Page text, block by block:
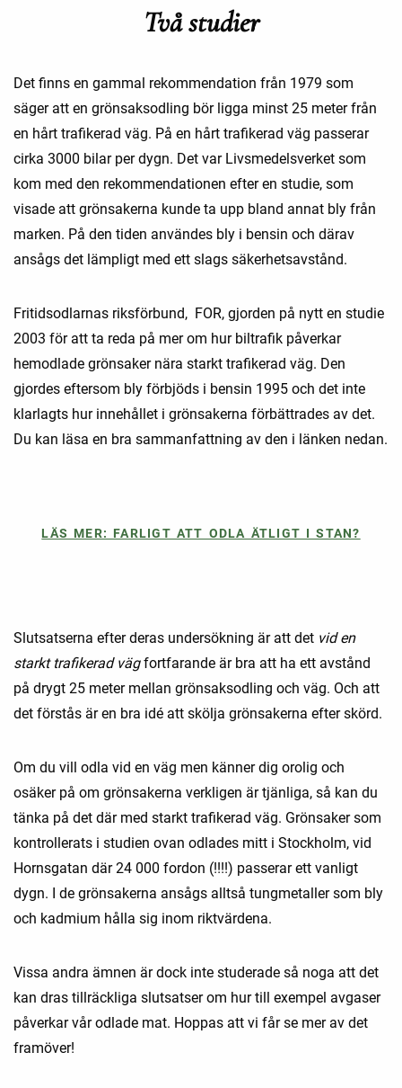
Två studier
Det finns en gammal rekommendation från 1979 som
säger att en grönsaksodling bör ligga minst 25 meter från
en hårt trafikerad väg. På en hårt trafikerad väg passerar
cirka 3000 bilar per dygn. Det var Livsmedelsverket som
kom med den rekommendationen efter en studie, som
visade att grönsakerna kunde ta upp bland annat bly från
marken. På den tiden användes bly i bensin och därav
ansågs det lämpligt med ett slags säkerhetsavstånd.
Fritidsodlarnas riksförbund, FOR, gjorden på nytt en studie
2003 för att ta reda på mer om hur biltrafik påverkar
hemodlade grönsaker nära starkt trafikerad väg. Den
gjordes eftersom bly förbjöds i bensin 1995 och det inte
klarlagts hur innehållet i grönsakerna förbättrades av det.
Du kan läsa en bra sammanfattning av den i länken nedan.
LÄS MER: FARLIGT ATT ODLA ÄTLIGT I STAN?
Slutsatserna efter deras undersökning är att det vid en
starkt trafikerad vägfortfarande är bra att ha ett avstånd
på drygt 25 meter mellan grönsaksodling och väg. Och att
det förstås är en bra idé att skölja grönsakerna efter skörd.
Om du vill odla vid en väg men känner dig orolig och
osäker på om grönsakerna verkligen är tjänliga, så kan du
tänka på det där med starkt trafikerad väg. Grönsaker som
kontrollerats i studien ovan odlades mitt i Stockholm, vid
Hornsgatan där 24 000 fordon (!!!!) passerar ett vanligt
dygn. I de grönsakerna ansågs alltså tungmetaller som bly
och kadmium hålla sig inom riktvärdena.
Vissa andra ämnen är dock inte studerade så noga att det
kan dras tillräckliga slutsatser om hur till exempel avgaser
påverkar vår odlade mat. Hoppas att vi får se mer av det
framöver!